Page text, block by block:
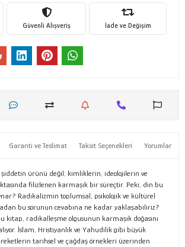
Güvenli Alışveriş İade ve Değişim
Garanti ve Teslimat Taksit Seçenekleri Yorumlar
şiddetin ürünü değil; kimliklerin, ideolojilerin ve
filizlenen karmaşık bir süreçtir. Peki, din bu
Radikalizmin toplumsal, psikolojik ve kültürel
bu sorunun cevabına ne kadar yaklaşabiliriz?
kitap, radikalleşme olgusunun karmaşık doğasını
İslam, Hristiyanlık ve Yahudilik gibi büyük
tarihsel ve çağdaş örnekleri üzerinden